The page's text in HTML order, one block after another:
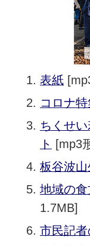
表紙
コロナ特
ちくせ
ト
[mp3
板谷波
地域の
1.7MB]
市民記